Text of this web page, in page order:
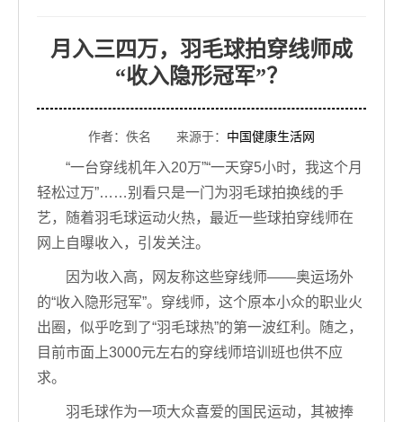
月入三四万，羽毛球拍穿线师成
“收入隐形冠军”？
作者：佚名 来源于： 中国健康生活网
“一台穿线机年入20万”“一天穿5小时，我这个月
轻松过万”……别看只是一门为羽毛球拍换线的手
艺，随着羽毛球运动火热，最近一些球拍穿线师在
网上自曝收入，引发关注。
因为收入高，网友称这些穿线师——奥运场外
的“收入隐形冠军”。穿线师，这个原本小众的职业火
出圈，似乎吃到了“羽毛球热”的第一波红利。随之，
目前市面上3000元左右的穿线师培训班也供不应
求。
羽毛球作为一项大众喜爱的国民运动，其被捧